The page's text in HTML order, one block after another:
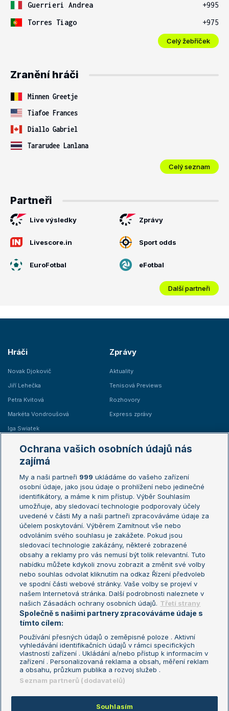
Guerrieri Andrea
+995
Torres Tiago
+975
Celý žebříček
Zranění hráči
Minnen Greetje
Tiafoe Frances
Diallo Gabriel
Tararudee Lanlana
Celý seznam
Partneři
Live výsledky Zprávy
Livescore.in Sport odds
EuroFotbal eFotbal
Další partneři
Hráči
Novak Djokovič
Jiří Lehečka
Petra Kvitová
Markéta Vondroušová
Iga Swiatek
Zprávy
Aktuality
Tenisová Previews
Rozhovory
Express zprávy
Žebříčky
Žebříček ATP (muži)
Žebříček WTA (ženy)
Sázkařský žebříček
Australian Open
French Open
Wimbledon
US Open
Turnaj mistrů
Turnaj mistryň
Aktualní trendy
Fotbalové přestupy
Livesport Daily
LS Prague Open
Podmínky užití
Nastavení soukromí
GDPR a žurnalistika
Reklama
Kontakt
Informace o zpracování osobních
údajů
Ochrana vašich osobních údajů nás
zajímá
My a naši partneři 999 ukládáme do vašeho zařízení
osobní údaje, jako jsou údaje o prohlížení nebo jedinečné
identifikátory, a máme k nim přístup. Výběr Souhlasím
umožňuje, aby sledovací technologie podporovaly účely
uvedené v části My a naši partneři zpracováváme údaje za
účelem poskytování. Výběrem Zamítnout vše nebo
odvoláním svého souhlasu je zakážete. Pokud jsou
sledovací technologie zakázány, některé zobrazené
obsahy a reklamy pro vás nemusí být tolik relevantní. Tuto
nabídku můžete kdykoli znovu zobrazit a změnit své volby
nebo souhlas odvolat kliknutím na odkaz Řízení předvoleb
ve spodní části webové stránky. Vaše volby se projeví v
našem Internetová stránka. Další podrobnosti naleznete v
našich Zásadách ochrany osobních údajů. Třetí strany
Společně s našimi partnery zpracováváme údaje s
tímto cílem:
Používání přesných údajů o zeměpisné poloze . Aktivní
vyhledávání identifikačních údajů v rámci specifických
vlastností zařízení . Ukládání a/nebo přístup k informacím v
zařízení . Personalizovaná reklama a obsah, měření reklam
a obsahu, průzkum publika a rozvoj služeb .
Seznam partnerů (dodavatelů)
Souhlasím